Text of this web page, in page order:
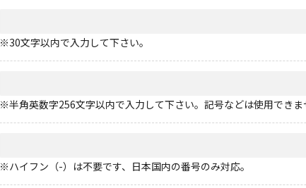
※30文字以内で入力して下さい。
※半角英数字256文字以内で入力して下さい。記号などは使用できま
※ハイフン（-）は不要です、日本国内の番号のみ対応。